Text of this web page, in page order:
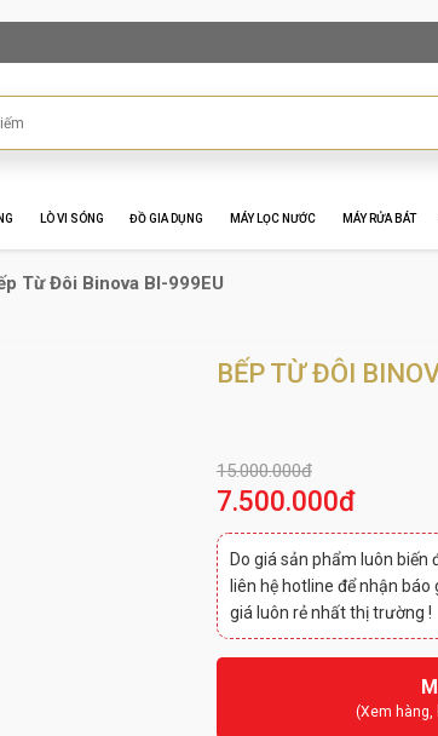
LÒ VI SÓNG ĐỒ GIA DỤNG MÁY LỌC NƯỚC MÁY RỬA BÁT
Từ Đôi Binova BI-999EU
BẾP TỪ ĐÔI
15.000.000đ
7.500.000đ
Do giá sản phẩm luôn biến
liên hệ hotline để nhận
giá luôn rẻ nhất thị trường !
(Xem hàng,